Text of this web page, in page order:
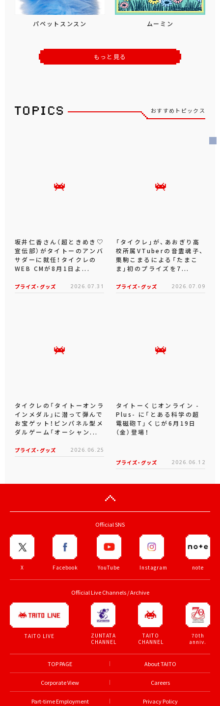
パペットスンスン ムーミン
もっと見る
おすすめトピックス
坂井仁香さん（超ときめき♡
宣伝部）がタイトーのアンバ
サダーに就任！タイクレの
WEB CMが8月1日よ...
プライズ・グッズ 2026.07.31
「タイクレ」が、あおぎり高
校所属VTuberの音霊魂子、
栗駒こまるによる「たまこ
ま」初のプライズを7...
プライズ・グッズ 2026.07.09
タイクレの「タイトーオンラ
インメダル」に潜って弾んで
お宝ゲット！ピンパネル型メ
ダルゲーム「オーシャン...
プライズ・グッズ 2026.06.25
タイトーくじオンライン -
Plus- に「とある科学の超
電磁砲T」くじが6月19日
（金）登場！
プライズ・グッズ 2026.06.12
Official SNS
X Facebook YouTube Instagram note
Official Live Channels / Archive
TAITO LIVE
ZUNTATA
CHANNEL
TAITO
CHANNEL
70th
anniv.
TOP PAGE About TAITO
Corporate View Careers
Part-time Employment Privacy Policy